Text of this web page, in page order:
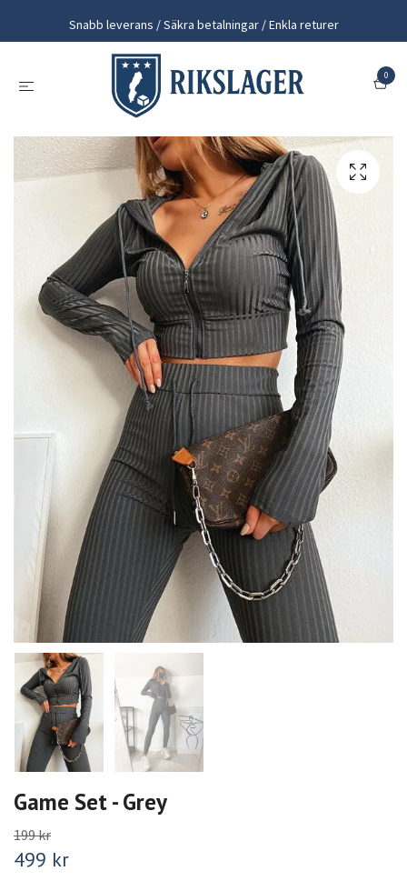
Snabb leverans / Säkra betalningar / Enkla returer
0
Game Set - Grey
199 kr
499 kr